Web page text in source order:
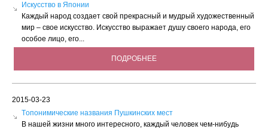
Искусство в Японии
Каждый народ создает свой прекрасный и мудрый художественный
мир – свое искусство. Искусство выражает душу своего народа, его
особое лицо, его...
ПОДРОБНЕЕ
2015-03-23
Tопонимические названия Пушкинских мест
В нашей жизни много интересного, каждый человек чем-нибудь